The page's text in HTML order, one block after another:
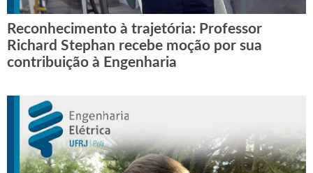
Reconhecimento à trajetória: Professor
Richard Stephan recebe moção por sua
contribuição à Engenharia